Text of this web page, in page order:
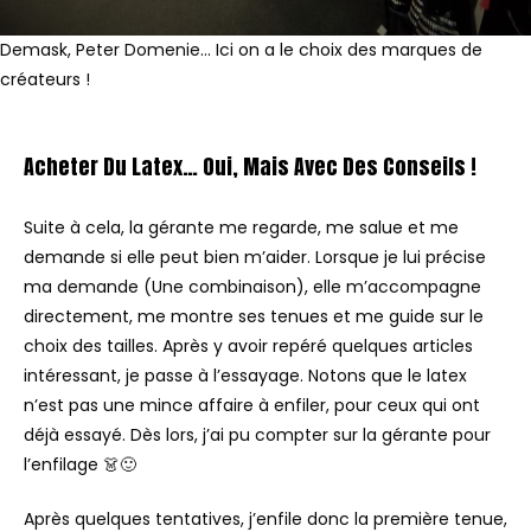
Demask, Peter Domenie… Ici on a le choix des marques de
créateurs !
Acheter Du Latex… Oui, Mais Avec Des Conseils !
Suite à cela, la gérante me regarde, me salue et me
demande si elle peut bien m’aider. Lorsque je lui précise
ma demande (Une combinaison), elle m’accompagne
directement, me montre ses tenues et me guide sur le
choix des tailles. Après y avoir repéré quelques articles
intéressant, je passe à l’essayage. Notons que le latex
n’est pas une mince affaire à enfiler, pour ceux qui ont
déjà essayé. Dès lors, j’ai pu compter sur la gérante pour
l’enfilage 👗🙂
Après quelques tentatives, j’enfile donc la première tenue,